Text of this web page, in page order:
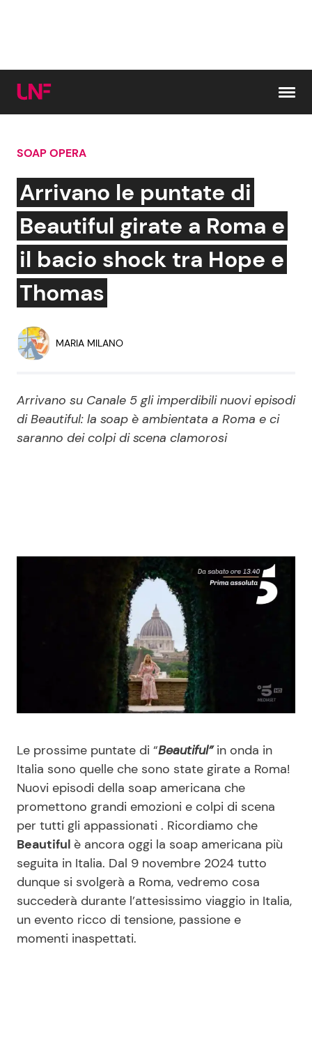
Cerca:
News e Cronaca
Attualità Italiana
Dal Mondo
Economia
Persone Scomparse
Politica
Gossip e TV
Bellezze VIP
Reality e Talent
Soap Opera
Mondo Mamma
News benessere
Salute
Viaggi e Turismo
Festività
Cucina e Ricette
Consigli di Cucina
Le Ricette in TV
Primi Piatti
Ricette Facili e Veloci
Ricette Feste
Ricette per Bambini
SOAP OPERA
Arrivano le puntate di
Beautiful girate a Roma e
il bacio shock tra Hope e
Thomas
MARIA MILANO
Arrivano su Canale 5 gli imperdibili nuovi episodi
di Beautiful: la soap è ambientata a Roma e ci
saranno dei colpi di scena clamorosi
Le prossime puntate di “Beautiful”in onda in
Italia sono quelle che sono state girate a Roma!
Nuovi episodi della soap americana che
promettono grandi emozioni e colpi di scena
per tutti gli appassionati . Ricordiamo che
Beautiful è ancora oggi la soap americana più
seguita in Italia. Dal 9 novembre 2024 tutto
dunque si svolgerà a Roma, vedremo cosa
succederà durante l’attesissimo viaggio in Italia,
un evento ricco di tensione, passione e
momenti inaspettati.